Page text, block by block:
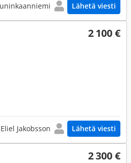
Lähetä viesti
2 100 €
Jakobsson Lähetä viesti
2 300 €